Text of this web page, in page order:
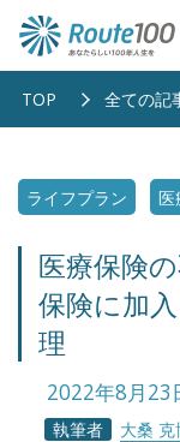
TOP 全ての記
ライフプラン 医
医療保険
保険に加
理
2022年8月23
執筆者 大桑 克